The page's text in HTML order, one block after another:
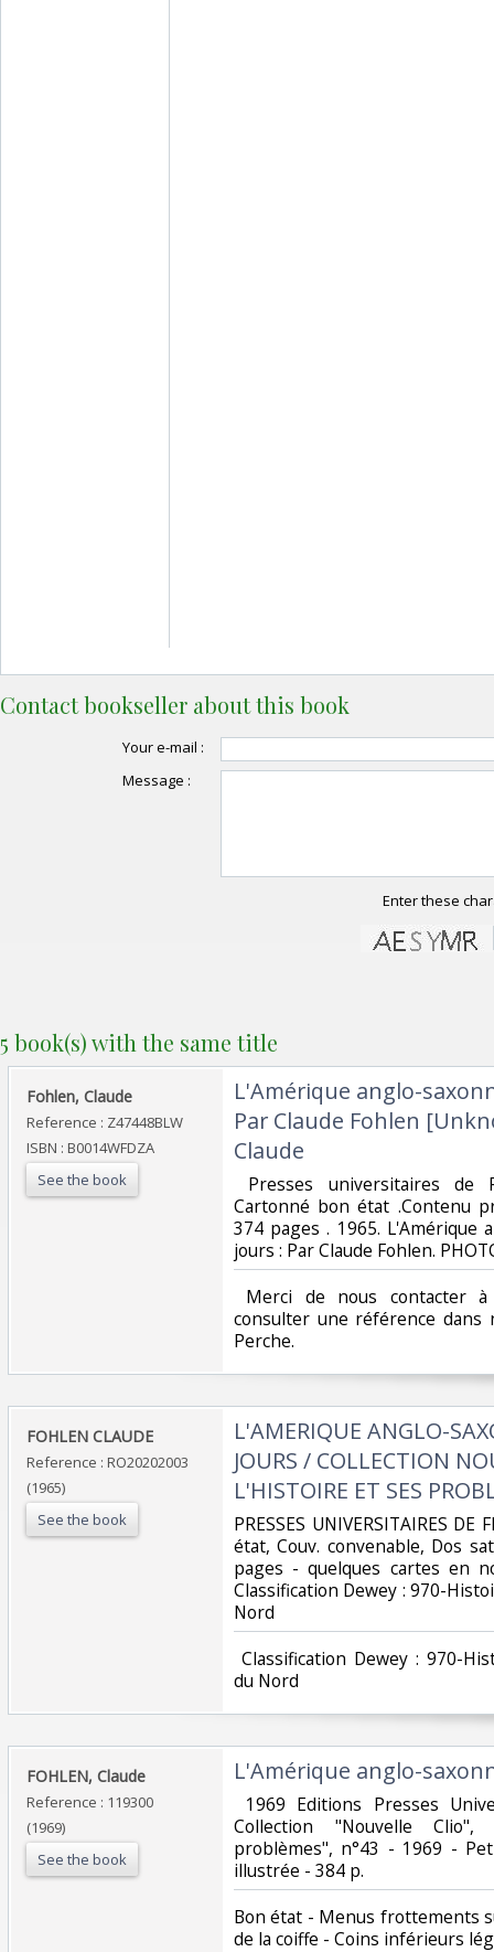
Contact bookseller about this book
Your e-mail :
Message :
Enter these
5 book(s) with the same title
‎Fohlen, Claude ‎
Reference : Z47448BLW
ISBN : B0014WFDZA
See the book
‎L'Amérique anglo-
Par Claude Fohlen
Claude‎
Presses universitaires de
Cartonné bon état .Contenu
374 pages . 1965. L'Amérique
jours : Par Claude Fohlen.
Merci de nous contacter
consulter une référence dans
Perche.‎
‎FOHLEN CLAUDE‎
Reference : RO20202003
(1965)
See the book
‎L'AMERIQUE ANGLO-
JOURS / COLLECTION
L'HISTOIRE ET SES
‎PRESSES UNIVERSITAIRES
état, Couv. convenable, Dos
pages - quelques cartes en
Classification Dewey : 970-
Nord‎
Classification Dewey : 970-
du Nord‎
‎FOHLEN, Claude‎
Reference : 119300
(1969)
See the book
‎L'Amérique anglo-
1969 Editions Presses
Collection "Nouvelle
problèmes", n°43 - 1969 -
illustrée - 384 p.‎
‎Bon état - Menus frottements
de la coiffe - Coins inférieurs